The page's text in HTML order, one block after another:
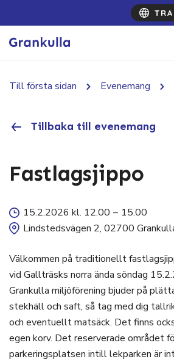
Till första sidan Evenemang
Tillbaka till evenemang
Fastlagsjippo
15.2.2026 kl. 12.00 – 15.00
Lindstedsvägen 2, 02700
Välkommen på traditionellt
vid Gallträsks norra ända söndag
Grankulla miljöförening bjuder på
stekhäll och saft, så tag med dig
och eventuellt matsäck. Det finns
egen korv. Det reserverade området
parkeringsplatsen intill lekparken är